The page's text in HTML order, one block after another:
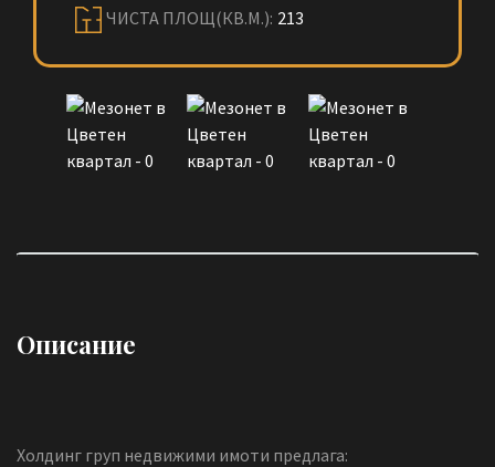
ЧИСТА ПЛОЩ(КВ.М.): 213
Описание
Холдинг груп недвижими имоти предлага: